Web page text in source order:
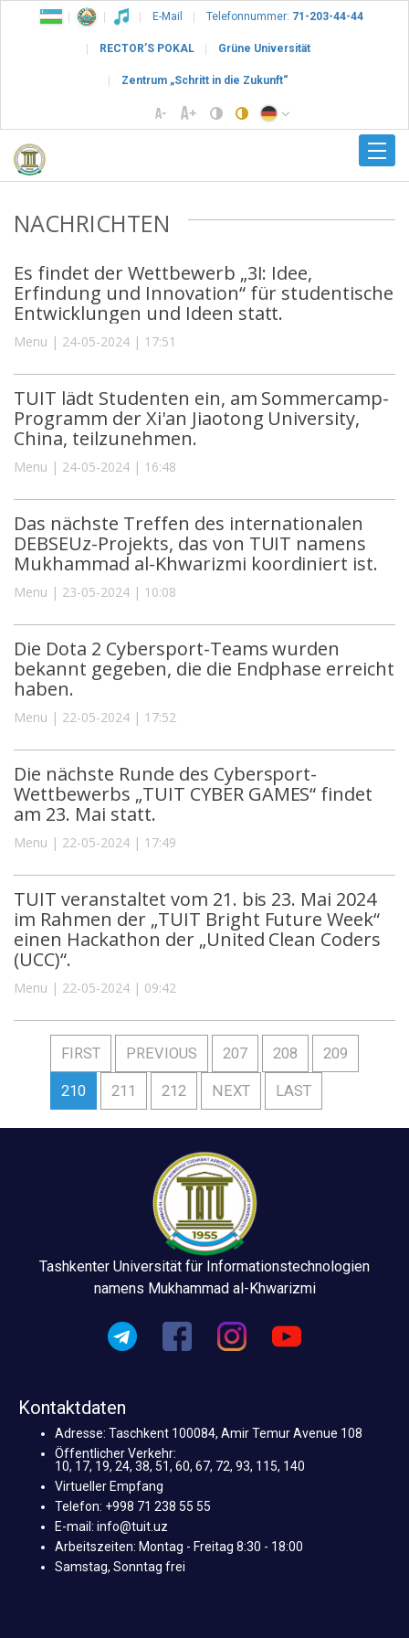
E-Mail Telefonnummer: 71-203-44-44
RECTOR’S POKAL Grüne Universität
Zentrum „Schritt in die Zukunft“
NACHRICHTEN
Es findet der Wettbewerb „3I: Idee,
Erfindung und Innovation“ für studentische
Entwicklungen und Ideen statt.
Menu | 24-05-2024 | 17:51
TUIT lädt Studenten ein, am Sommercamp-
Programm der Xi'an Jiaotong University,
China, teilzunehmen.
Menu | 24-05-2024 | 16:48
Das nächste Treffen des internationalen
DEBSEUz-Projekts, das von TUIT namens
Mukhammad al-Khwarizmi koordiniert ist.
Menu | 23-05-2024 | 10:08
Die Dota 2 Cybersport-Teams wurden
bekannt gegeben, die die Endphase erreicht
haben.
Menu | 22-05-2024 | 17:52
Die nächste Runde des Cybersport-
Wettbewerbs „TUIT CYBER GAMES“ findet
am 23. Mai statt.
Menu | 22-05-2024 | 17:49
TUIT veranstaltet vom 21. bis 23. Mai 2024
im Rahmen der „TUIT Bright Future Week“
einen Hackathon der „United Clean Coders
(UCC)“.
Menu | 22-05-2024 | 09:42
FIRST PREVIOUS 207 208 209
210 211 212 NEXT LAST
Tashkenter Universität für Informationstechnologien
namens Mukhammad al-Khwarizmi
Kontaktdaten
Adresse: Taschkent 100084, Amir Temur Avenue 108
Öffentlicher Verkehr:
10, 17, 19, 24, 38, 51, 60, 67, 72, 93, 115, 140
Virtueller Empfang
Telefon: +998 71 238 55 55
E-mail: info@tuit.uz
Arbeitszeiten: Montag - Freitag 8:30 - 18:00
Samstag, Sonntag frei